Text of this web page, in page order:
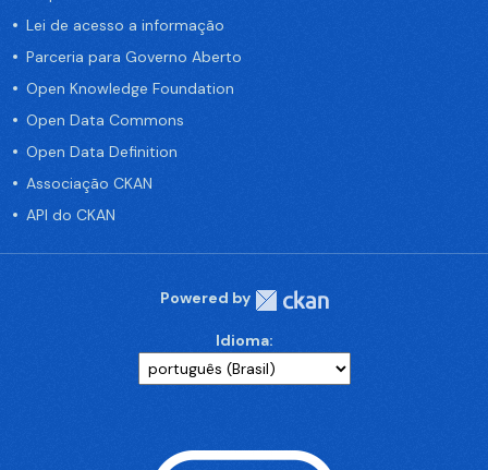
Lei de acesso a informação
Parceria para Governo Aberto
Open Knowledge Foundation
Open Data Commons
Open Data Definition
Associação CKAN
API do CKAN
Powered by
Idioma